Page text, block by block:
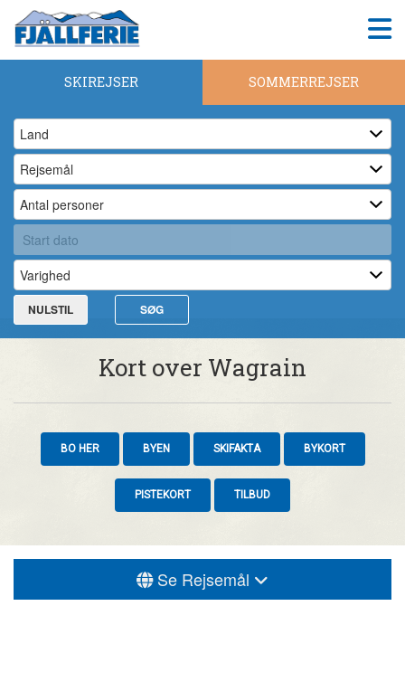
SKIREJSER SOMMERREJSER
NULSTIL SØG
Kort over Wagrain
BO HER BYEN SKIFAKTA BYKORT
PISTEKORT TILBUD
Se Rejsemål